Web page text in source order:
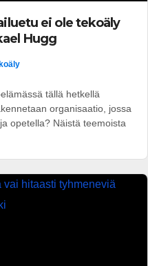
ei ole tekoäly
Hugg
tällä hetkellä
organisaatio, jossa
opetella? Näistä teemoista